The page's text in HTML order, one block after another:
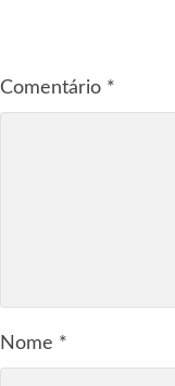
Comentário *
Nome *